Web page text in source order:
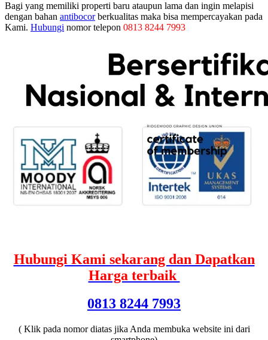
Bagi yang memiliki properti baru ataupun lama dan ingin melapisi
dengan bahan antibocorberkualitas maka bisa mempercayakan pada
Kami. Hubungi nomor telepon 0813 8244 7993
Hubungi Kami sekarang dan Dapatkan
Harga terbaik
0813 8244 7993
( Klik pada nomor diatas jika Anda membuka website ini dari